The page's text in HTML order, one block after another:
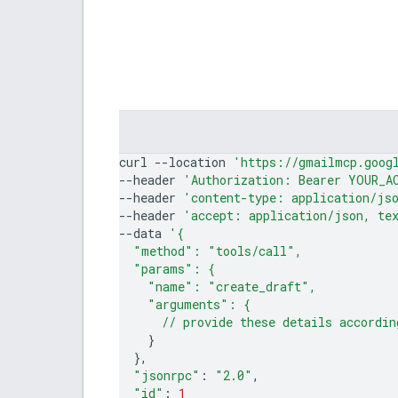
curl --location
'https://
--header
'Authorization: Bearer
--header
'content-type: application/
--header
'accept: application/json,
--data '{
  "method": "tools/call",
  "params": {
    "name": "create_draft",
    "arguments": {
// provide these details
}
}
"jsonrpc" : "2.0"
"id" : 1